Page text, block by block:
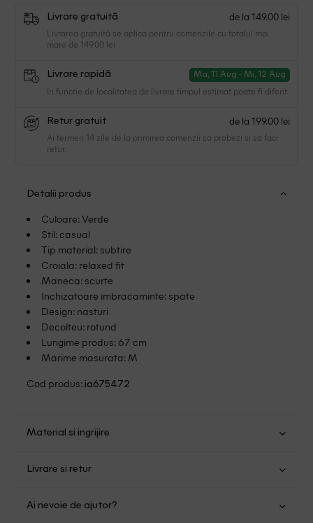
Livrare gratuită de la 149.00 lei
Livrarea gratuită se aplica pentru comenzile cu totalul mai
mare de 149.00 lei
Livrare rapidă Ma, 11 Aug - Mi, 12 Aug
In functie de localitatea de livrare timpul estimat poate fi diferit.
Retur gratuit de la 199.00 lei
Ai termen 14 zile de la primirea comenzii sa probezi si sa faci
retur.
Detalii produs
Culoare: Verde
Stil: casual
Tip material: subtire
Croiala: relaxed fit
Maneca: scurte
Inchizatoare imbracaminte: spate
Design: nasturi
Decolteu: rotund
Lungime produs: 67 cm
Marime masurata: M
Cod produs: ia675472
Material si ingrijire
Nu folositi inalbitor
Nu uscati in uscator
Livrare si retur
mare de 149.00 lei.
Ai nevoie de ajutor?